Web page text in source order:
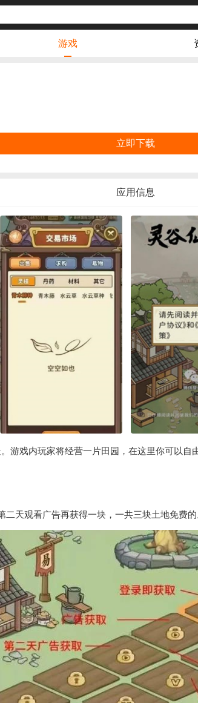
游戏
立即下载
应用信息
游戏内玩家将经营一片田园，在这里你可以
天观看广告再获得一块，一共三块土地免费